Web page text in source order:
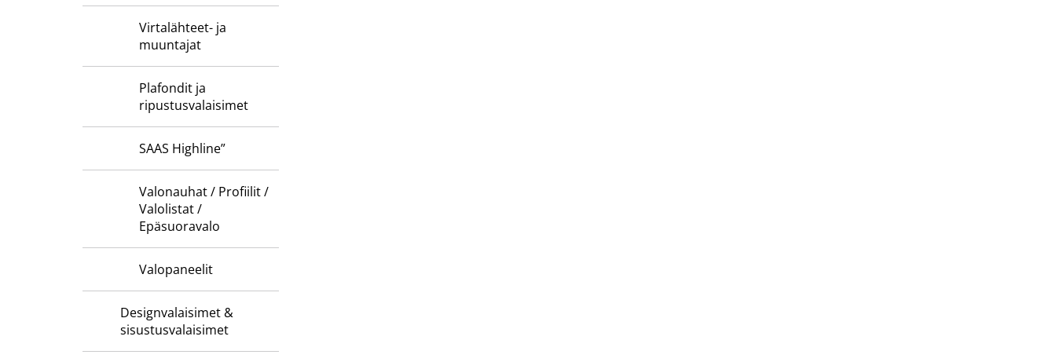
Virtalähteet- ja
muuntajat
Plafondit ja
ripustusvalaisimet
SAAS Highline”
Valonauhat / Profiilit /
Valolistat /
Epäsuoravalo
Valopaneelit
Designvalaisimet &
sisustusvalaisimet